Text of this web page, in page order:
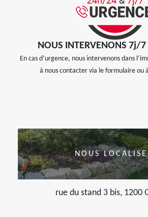
NOUS INTERVENONS 7j/
En cas d’urgence, nous intervenons dans
à nous contacter via le formulaire ou
NOUS
rue du stand 3 bis, 1200